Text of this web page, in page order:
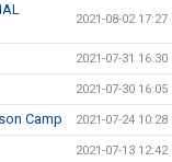
2021-08-02 17:27
2021-07-31 16:30
2021-07-30 16:05
Camp 2021-07-24 10:28
2021-07-13 12:42